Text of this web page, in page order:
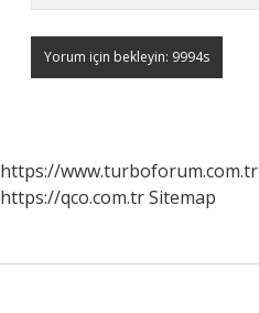
https://www.turboforum.com.tr
https://qco.com.trSitemap